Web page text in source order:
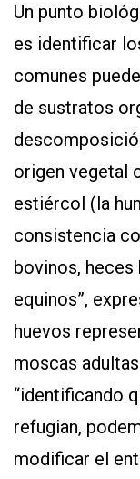
Un punto
es identificar
comunes
de sustratos
origen vegetal
estiércol (la
consistencia
bovinos, heces
equinos”,
huevos
moscas
“identificando
refugian,
modificar el